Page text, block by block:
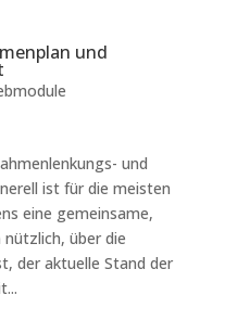
und
und
ist für die meisten
eine gemeinsame,
über die
der aktuelle Stand der